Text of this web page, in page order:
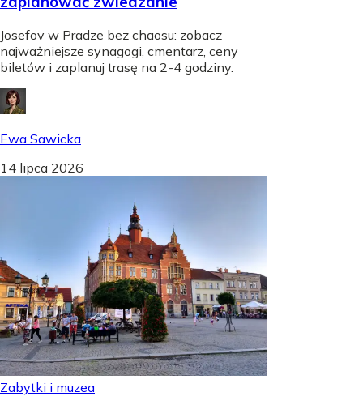
Josefov w Pradze bez chaosu: zobacz
najważniejsze synagogi, cmentarz, ceny
biletów i zaplanuj trasę na 2-4 godziny.
Ewa Sawicka
14 lipca 2026
Zabytki i muzea